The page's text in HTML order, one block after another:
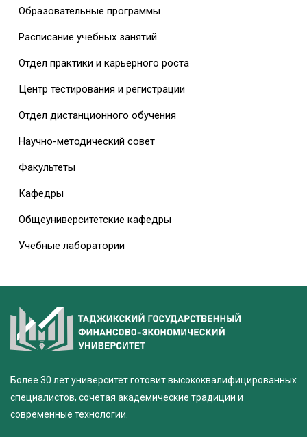
Образовательные программы
Расписание учебных занятий
Отдел практики и карьерного роста
Центр тестирования и регистрации
Отдел дистанционного обучения
Научно-методический совет
Факультеты
Кафедры
Общеуниверситетские кафедры
Учебные лаборатории
Более 30 лет университет готовит высококвалифицированных
специалистов, сочетая академические традиции и
современные технологии.